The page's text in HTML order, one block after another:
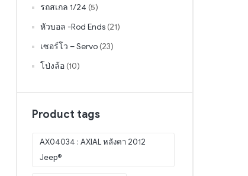
รถสเกล 1/24 (5)
หัวบอล -Rod Ends (21)
เซอร์โว – Servo (23)
โป่งล้อ (10)
Product tags
AX04034 : AXIAL หลังคา 2012
Jeep®